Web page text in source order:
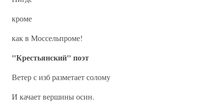
кроме
как в Моссельпроме!
"Крестьянский" поэт
Ветер с изб разметает солому
И качает вершины осин.